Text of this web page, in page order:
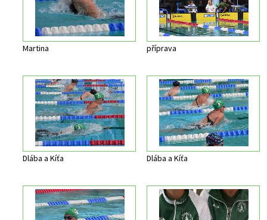
Martina příprava
Dlába a Kíťa Dlába a Kíťa